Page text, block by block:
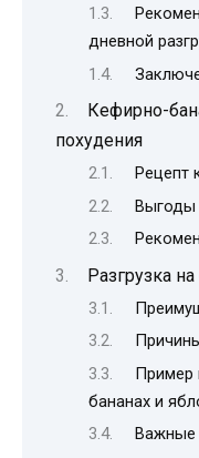
дневной
Кефирно-
похудения
Рецепт
Выгоды
Разгрузка
Пример
бананах и
Важные